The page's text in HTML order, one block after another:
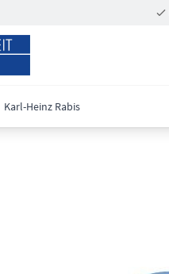
Karl-Heinz Rabis